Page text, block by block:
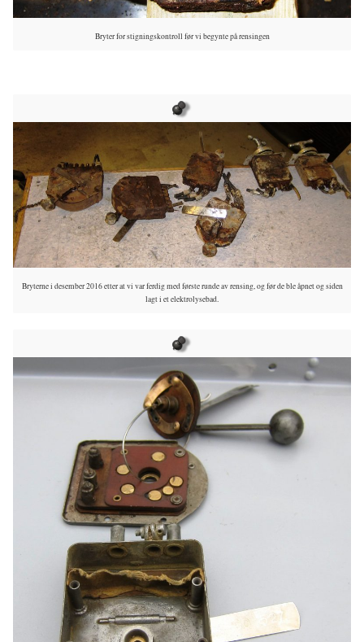
Bryter for stigningskontroll før vi begynte på rensingen
Bryterne i desember 2016 etter at vi var ferdig med første runde av rensing, og før de ble åpnet og siden
lagt i et elektrolysebad.